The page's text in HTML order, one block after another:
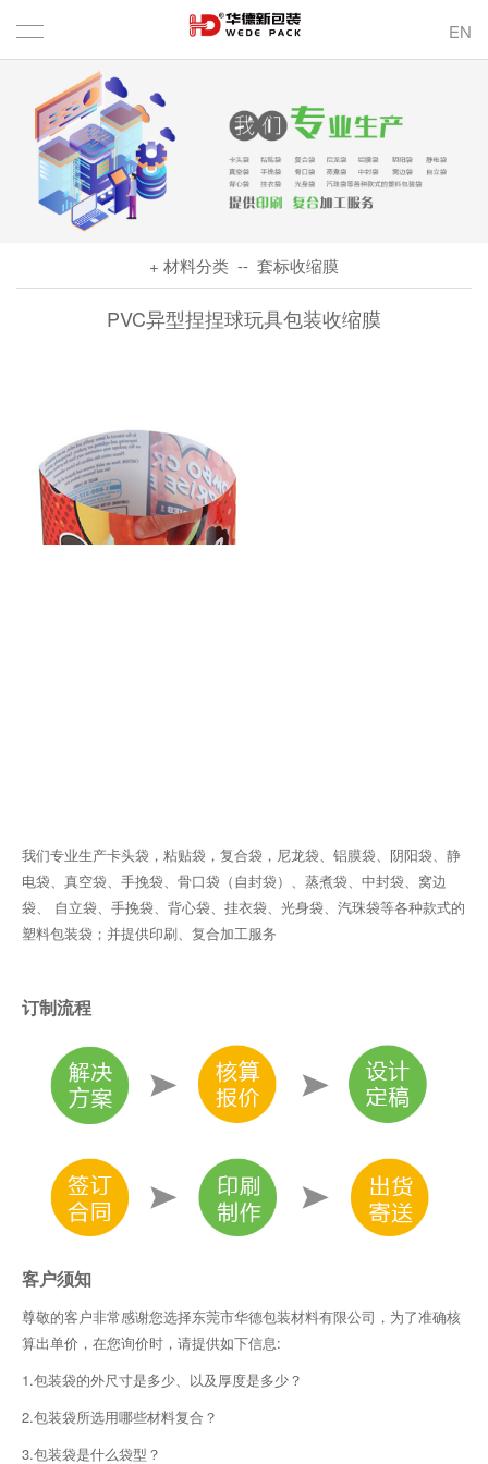
EN
+ 材料分类 -- 套标收缩膜
PVC异型捏捏球玩具包装收缩膜
我们专业生产卡头袋，粘贴袋，复合袋，尼龙袋、铝膜袋、阴阳袋、静
电袋、真空袋、手挽袋、骨口袋（自封袋）、蒸煮袋、中封袋、窝边
袋、 自立袋、手挽袋、背心袋、挂衣袋、光身袋、汽珠袋等各种款式的
塑料包装袋；并提供印刷、复合加工服务
订制流程
客户须知
尊敬的客户非常感谢您选择东莞市华德包装材料有限公司，为了准确核
算出单价，在您询价时，请提供如下信息:
1.包装袋的外尺寸是多少、以及厚度是多少？
2.包装袋所选用哪些材料复合？
3.包装袋是什么袋型？